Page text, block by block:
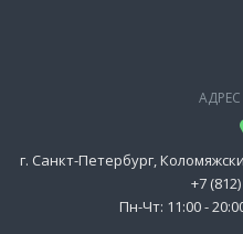
АДРЕС
г. Санкт-Петербург,
+7
Пн-Чт: 11:00 -